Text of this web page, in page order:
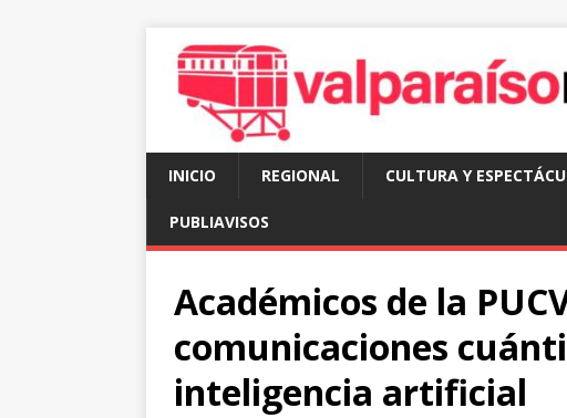
INICIO REGIONAL CULTURA Y
PUBLIAVISOS
Académicos de la
comunicaciones
inteligencia artificial